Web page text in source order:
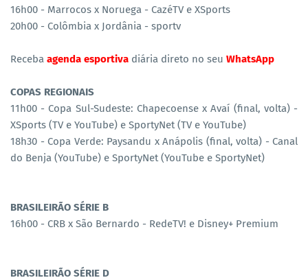
16h00 - Marrocos x Noruega - CazéTV e XSports
20h00 - Colômbia x Jordânia - sportv
Receba agenda esportiva diária direto no seu WhatsApp
COPAS REGIONAIS
11h00 - Copa Sul-Sudeste: Chapecoense x Avaí (final, volta) -
XSports (TV e YouTube) e SportyNet (TV e YouTube)
18h30 - Copa Verde: Paysandu x Anápolis (final, volta) - Canal
do Benja (YouTube) e SportyNet (YouTube e SportyNet)
BRASILEIRÃO SÉRIE B
16h00 - CRB x São Bernardo - RedeTV! e Disney+ Premium
BRASILEIRÃO SÉRIE D